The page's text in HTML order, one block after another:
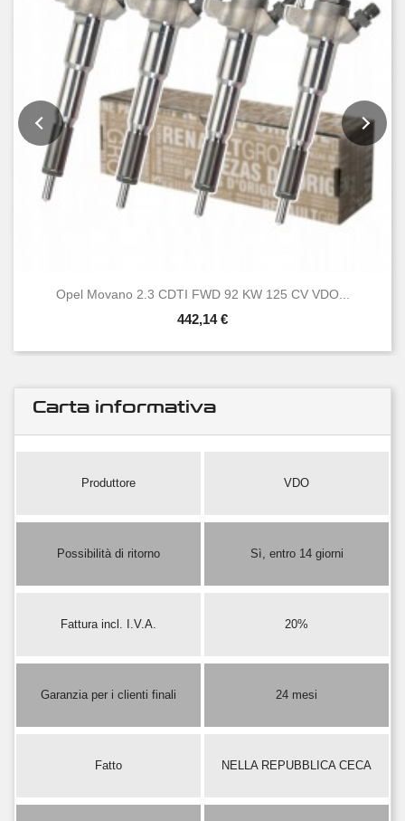
Opel Movano 2.3 CDTI FWD 92 KW 125 CV VDO...
442,14 €
Carta informativa
Produttore VDO
Possibilità di ritorno Sì, entro 14 giorni
Fattura incl. I.V.A. 20%
Garanzia per i clienti finali 24 mesi
Fatto NELLA REPUBBLICA CECA